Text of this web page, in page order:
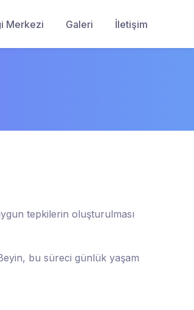
Merkezi Galeri İletişim
tepkilerin oluşturulması
bu süreci günlük yaşam